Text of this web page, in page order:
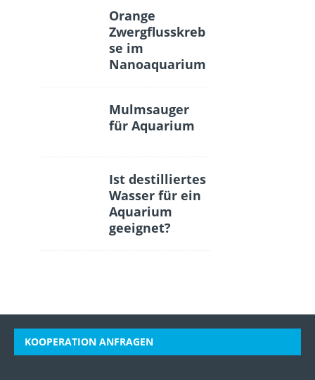
Orange
Zwergflusskreb
se im
Nanoaquarium
Mulmsauger
für Aquarium
Ist destilliertes
Wasser für ein
Aquarium
geeignet?
KOOPERATION ANFRAGEN